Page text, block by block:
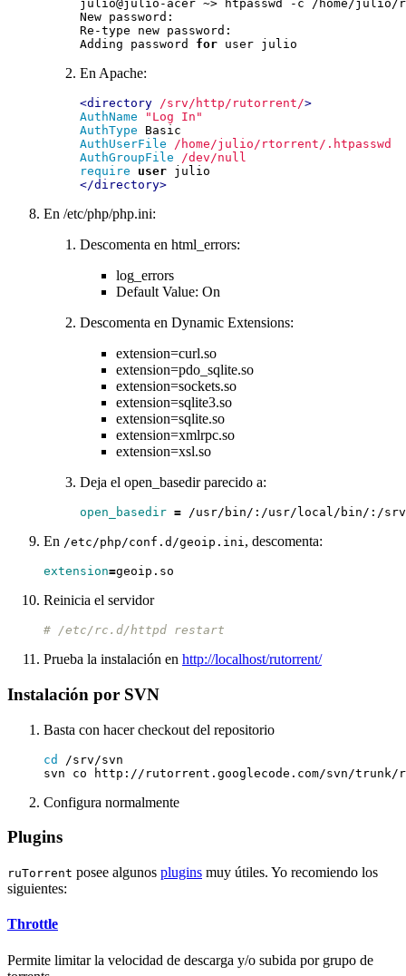
Adding password for
En Apache:
<directory /srv/http/rutorrent/>
AuthName
"Log In"
AuthType
AuthUserFile
/home/julio/rtorrent/.htpasswd
AuthGroupFile
/dev/null
require
user
</directory>
En /etc/php/php.ini:
Descomenta en html_errors:
log_errors
Default Value: On
Descomenta en Dynamic Extensions:
extension=curl.so
extension=pdo_sqlite.so
extension=sockets.so
extension=sqlite3.so
extension=sqlite.so
extension=xmlrpc.so
extension=xsl.so
Deja el open_basedir parecido a:
open_basedir =
En /etc/php/conf.d/geoip.ini, descomenta:
extension=
Reinicia el servidor
# /etc/rc.d/httpd restart
Prueba la instalación en http://localhost/rutorrent/
Instalación por SVN
Basta con hacer checkout del repositorio
cd
Configura normalmente
Plugins
ruTorrent posee algunos plugins muy útiles. Yo recomiendo los
siguientes:
Throttle
Permite limitar la velocidad de descarga y/o subida por grupo de